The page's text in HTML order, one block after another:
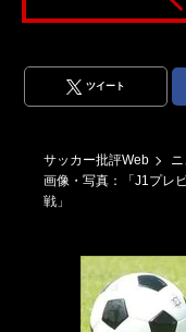
ツイート
サッカー批評Web
画像・写真：「J1プレ
戦」